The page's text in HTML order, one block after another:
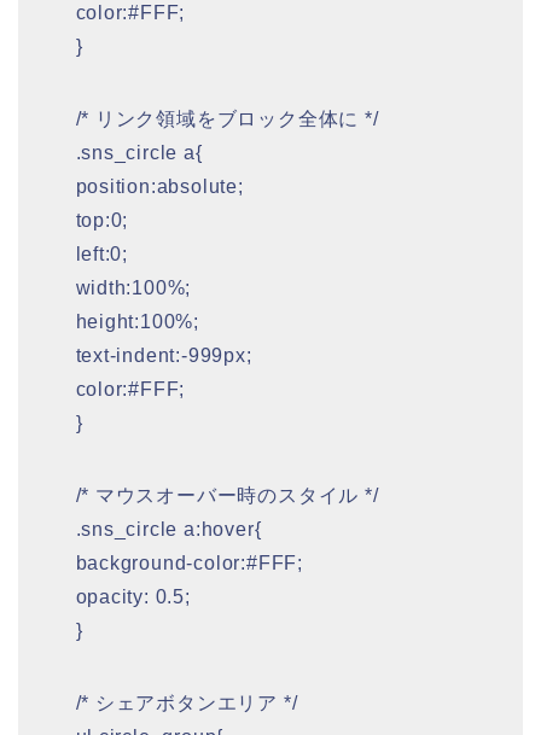
color:#FFF;
}
/* リンク領域をブロック全体に */
.sns_circle a{
position:absolute;
top:0;
left:0;
width:100%;
height:100%;
text-indent:-999px;
color:#FFF;
}
/* マウスオーバー時のスタイル */
.sns_circle a:hover{
background-color:#FFF;
opacity: 0.5;
}
/* シェアボタンエリア */